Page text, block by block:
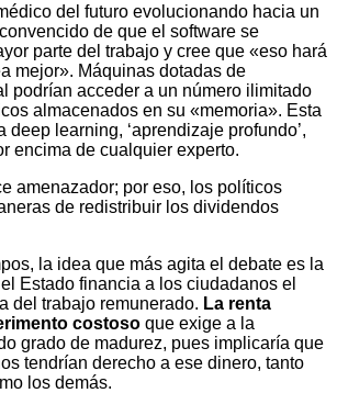
del futuro evolucionando hacia un
de que el software se
parte del trabajo y cree que «eso hará
mejor». Máquinas dotadas de
podrían acceder a un número ilimitado
almacenados en su «memoria». Esta
deep learning, ‘aprendizaje profundo’,
encima de cualquier experto.
amenazador; por eso, los políticos
de redistribuir los dividendos
la idea que más agita el debate es la
Estado financia a los ciudadanos el
del trabajo remunerado. La renta
costoso que exige a la
grado de madurez, pues implicaría que
tendrían derecho a ese dinero, tanto
los demás.